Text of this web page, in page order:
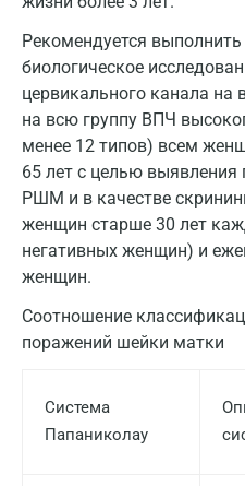
Рекомендуется
биологическое
цервикального канала на
на всю группу ВПЧ
менее 12 типов) всем
65 лет с целью выявления
РШМ и в качестве
женщин старше 30 лет
негативных женщин) и
женщин.
Соотношение
поражений шейки матки
Система
Папаниколау
Коломна
Королев
Кострома
Котельники
Красногорск
Краснодар
Красноярск
Лабинск
Липецк